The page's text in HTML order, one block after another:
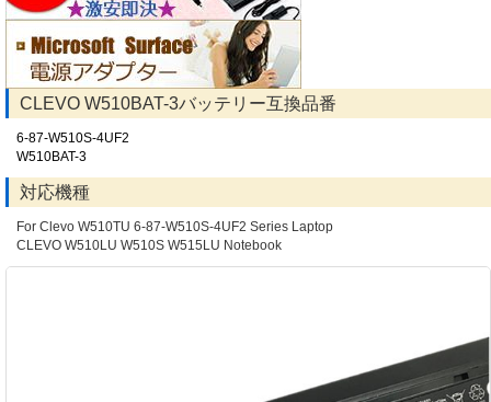
CLEVO W510BAT-3バッテリー互換品番
6-87-W510S-4UF2
W510BAT-3
対応機種
For Clevo W510TU 6-87-W510S-4UF2 Series Laptop
CLEVO W510LU W510S W515LU Notebook